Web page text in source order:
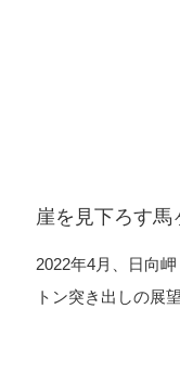
崖を見下ろす馬
2022年4月、日向
トン突き出しの展